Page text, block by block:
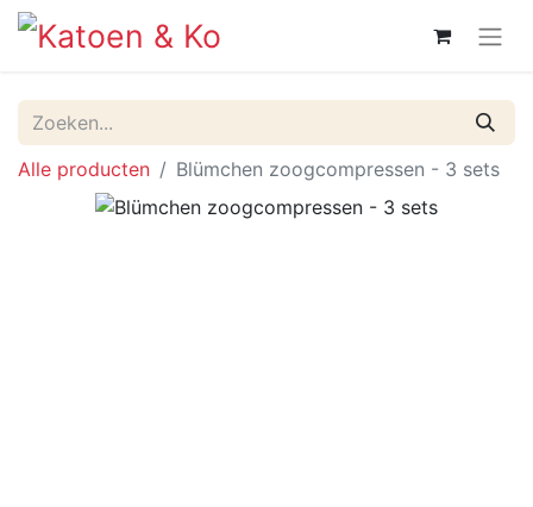
Alle producten Blümchen zoogcompressen - 3 sets